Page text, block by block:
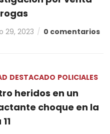
29, 2023 0 comentarios
DESTACADO POLICIALES
heridos en un
choque en la